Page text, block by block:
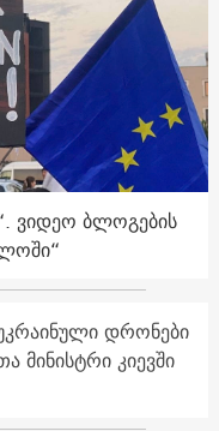
ვიდეო ბლოგების
დრონები
მინისტრი კიევში